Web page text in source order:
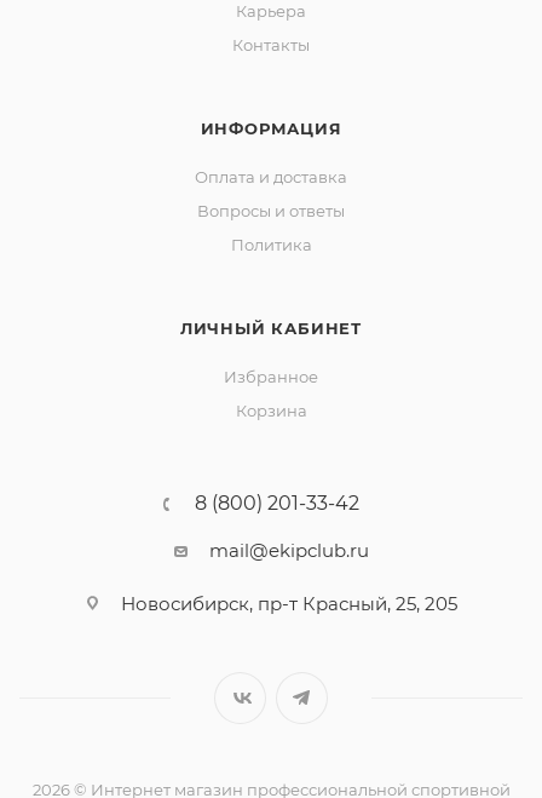
Карьера
Контакты
ИНФОРМАЦИЯ
Оплата и доставка
Вопросы и ответы
Политика
ЛИЧНЫЙ КАБИНЕТ
Избранное
Корзина
8 (800) 201-33-42
mail@ekipclub.ru
Новосибирск, пр-т Красный, 25, 205
2026 © Интернет магазин профессиональной спортивной